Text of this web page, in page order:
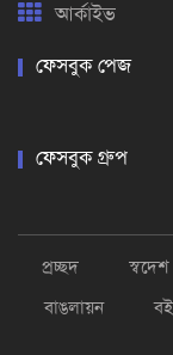
আর্কাইভ
ফেসবুক পেজ
ফেসবুক গ্রুপ
প্রচ্ছদ স্বদেশ
বাঙলায়ন